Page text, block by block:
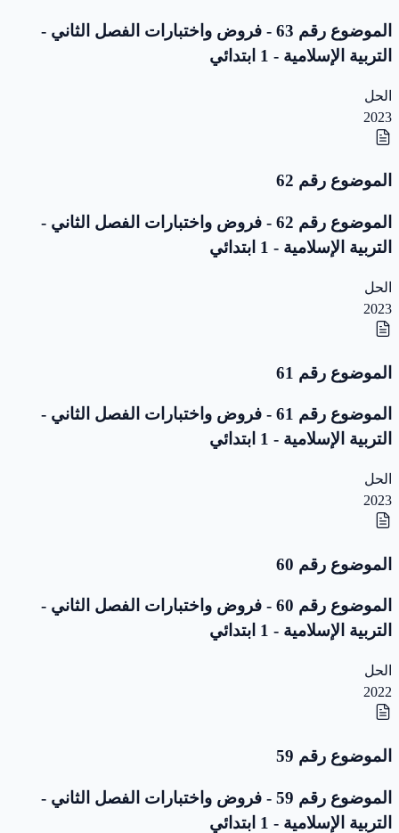
الموضوع رقم 63 - فروض واختبارات الفصل الثاني -
التربية الإسلامية - 1 ابتدائي
الحل
2023
الموضوع رقم 62
الموضوع رقم 62 - فروض واختبارات الفصل الثاني -
التربية الإسلامية - 1 ابتدائي
الحل
2023
الموضوع رقم 61
الموضوع رقم 61 - فروض واختبارات الفصل الثاني -
التربية الإسلامية - 1 ابتدائي
الحل
2023
الموضوع رقم 60
الموضوع رقم 60 - فروض واختبارات الفصل الثاني -
التربية الإسلامية - 1 ابتدائي
الحل
2022
الموضوع رقم 59
الموضوع رقم 59 - فروض واختبارات الفصل الثاني -
التربية الإسلامية - 1 ابتدائي